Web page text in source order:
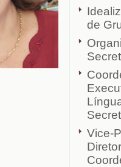
de
Vice-